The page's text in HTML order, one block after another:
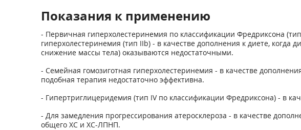
Показания к применению
- Первичная гиперхолестеринемия по классификации Фредриксона
гиперхолестеринемия (тип IIb) - в качестве дополнения к диете,
снижение массы тела) оказываются недостаточными.
- Семейная гомозиготная гиперхолестеринемия - в качестве
подобная терапия недостаточно эффективна.
- Гипертриглицеридемия (тип IV по классификации Фредриксона) - в
- Для замедления прогрессирования атеросклероза - в качестве
общего ХС и ХС-ЛПНП.